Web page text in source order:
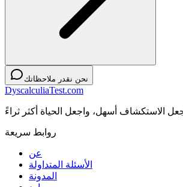
نحن نقدر ملاحظاتك
DyscalculiaTest.com
روابط سريعة
عن
الأسئلة المتداولة
المدونة